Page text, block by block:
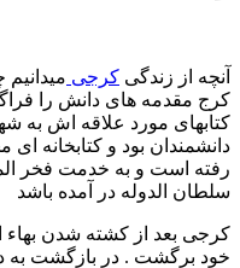
آنچه از زندگی کرجی میدانیم
کرج مقدمه های دانش را
کتابهای مورد علاقه اش به
دانشمندان بود و کتابخانه
رفته است و به خدمت فخر
سلطان الدوله در آمده باشد
کرجی بعد از کشته شدن بهاء
خود برگشت . در بازگشت به